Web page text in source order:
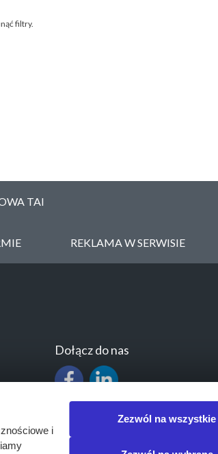
filtry.
TAI
REKLAMA W SERWISIE
Dołącz do nas
i
Zezwól na wszystkie